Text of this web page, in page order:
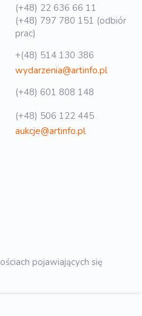
(+48) 22 636 66 11
(+48) 797 780 151 (odbiór
prac)
+(48) 514 130 386
wydarzenia@artinfo.pl
(+48) 601 808 148
(+48) 506 122 445
aukcje@artinfo.pl
pojawiających się